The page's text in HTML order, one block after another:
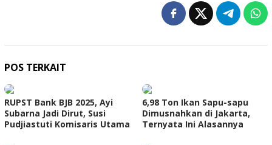
POS TERKAIT
RUPST Bank BJB 2025, Ayi
Subarna Jadi Dirut, Susi
Pudjiastuti Komisaris Utama
6,98 Ton Ikan Sapu-sapu
Dimusnahkan di Jakarta,
Ternyata Ini Alasannya